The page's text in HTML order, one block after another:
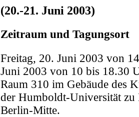
(20.-21. Juni 2003)
Zeitraum und Tagungsort
Freitag, 20. Juni 2003 von
Juni 2003 von 10 bis 18.30
Raum 310 im Gebäude des
der Humboldt-Universität zu
Berlin-Mitte.